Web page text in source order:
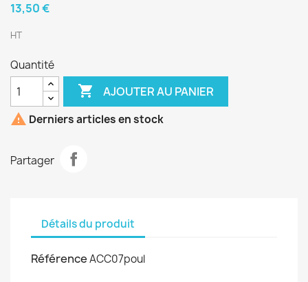
13,50 €
HT
Quantité
 AJOUTER AU PANIER
 Derniers articles en stock
Partager
Détails du produit
RéférenceACC07poul